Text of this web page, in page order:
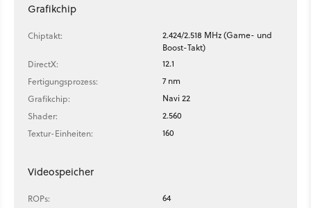
Grafikchip
Chiptakt:
2.424/2.518 MHz (Game- und
Boost-Takt)
DirectX:
12.1
Fertigungsprozess:
7 nm
Grafikchip:
Navi 22
Shader:
2.560
Textur-Einheiten:
160
Videospeicher
ROPs:
64